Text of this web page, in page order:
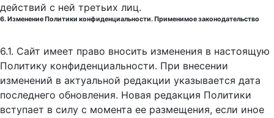
действий с ней третьих лиц.
6. Изменение Политики конфиденциальности. Применимое законодательство
6.1. Сайт имеет право вносить изменения в настоящую
Политику конфиденциальности. При внесении
изменений в актуальной редакции указывается дата
последнего обновления. Новая редакция Политики
вступает в силу с момента ее размещения, если иное